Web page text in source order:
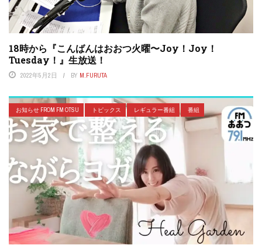
18時から『こんばんはおおつ火曜〜Joy！Joy！
Tuesday！』生放送！
2022年5月2日 BY M.FURUTA
お知らせ FROM FM OTSU トピックス レギュラー番組 番組